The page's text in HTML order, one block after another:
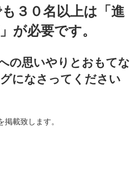
３０名以上は「進
が必要です。
の思いやりとおもてな
になさってください
載致します。